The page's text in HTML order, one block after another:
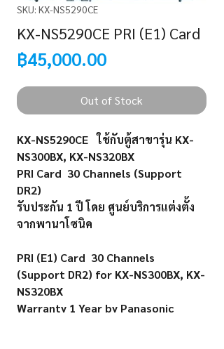
SKU: KX-NS5290CE
KX-NS5290CE PRI (E1) Card
฿45,000.00Price
Out of Stock
KX-NS5290CE ใช้กับตู้สาขารุ่น KX-
NS300BX, KX-NS320BX
PRI Card 30 Channels (Support
DR2)
รับประกัน 1ปี โดย ศูนย์บริการแต่งตั้ง
จากพานาโซนิค
PRI (E1) Card 30 Channels
(Support DR2) for KX-NS300BX, KX-
NS320BX
Warranty 1 Year by Panasonic